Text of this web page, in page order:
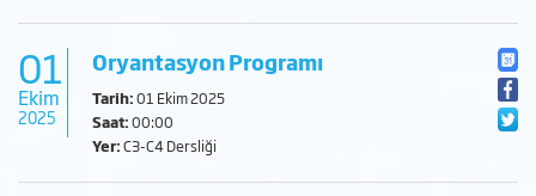
01
Ekim
2025
Oryantasyon Programı
Tarih:01 Ekim 2025
Saat:00:00
Yer:C3-C4 Dersliği